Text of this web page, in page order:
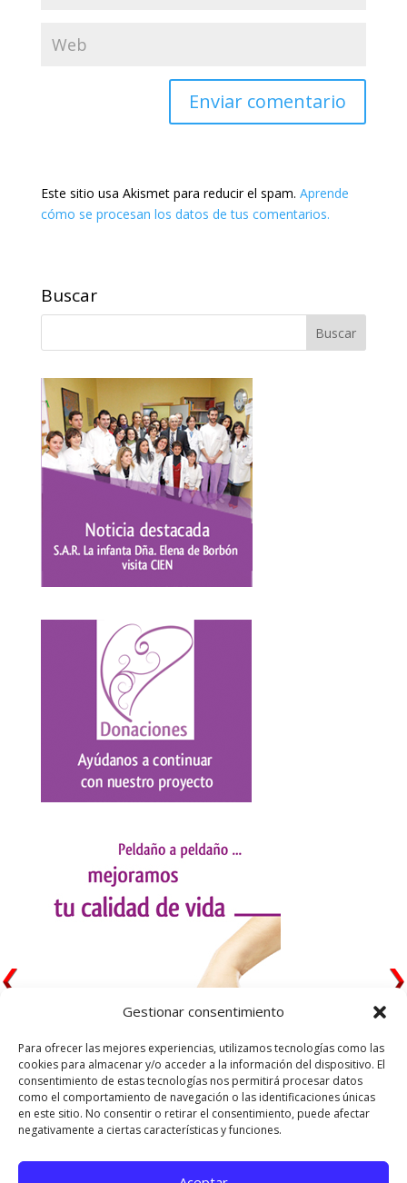
Gestionar consentimiento
Para ofrecer las mejores experiencias, utilizamos tecnologías como las
cookies para almacenar y/o acceder a la información del dispositivo. El
consentimiento de estas tecnologías nos permitirá procesar datos
como el comportamiento de navegación o las identificaciones únicas
en este sitio. No consentir o retirar el consentimiento, puede afectar
negativamente a ciertas características y funciones.
Este sitio usa Akismet para reducir el spam. Aprende
cómo se procesan los datos de tus comentarios.
Buscar